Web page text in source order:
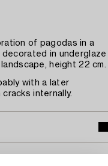
of pagodas in a
decorated in underglaze
height 22 cm.
with a later
internally.